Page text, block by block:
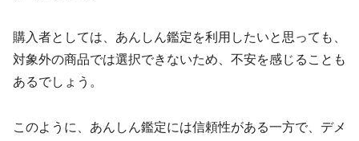
購入者としては、あんしん鑑定を利用したいと思っても、
対象外の商品では選択できないため、不安を感じることも
あるでしょう。
このように、あんしん鑑定には信頼性がある一方で、デメ